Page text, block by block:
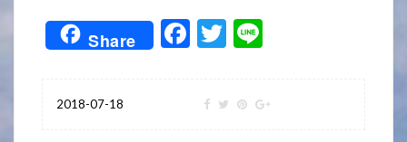
Share Facebook
Twitter
Line
2018-07-18